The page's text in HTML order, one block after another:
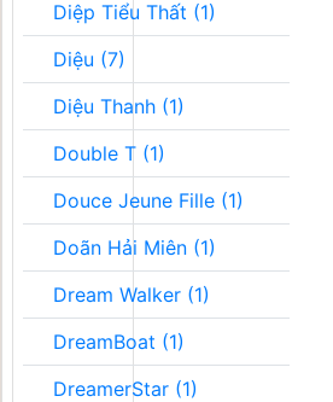
Diệp Tiểu Thất (1)
Diệu (7)
Diệu Thanh (1)
Double T (1)
Douce Jeune Fille (1)
Doãn Hải Miên (1)
Dream Walker (1)
DreamBoat (1)
DreamerStar (1)